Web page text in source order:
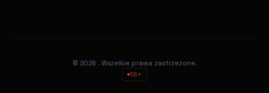
© 2026 . Wszelkie prawa zastrzeżone.
18+